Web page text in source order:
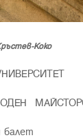
Коко
балет